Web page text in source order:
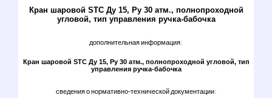
Кран шаровой STC Ду 15, Ру 30 атм., полнопроходной
угловой, тип управления ручка-бабочка
дополнительная информация:
Кран шаровой STC Ду 15, Ру 30 атм., полнопроходной угловой, тип
управления ручка-бабочка
сведения о нормативно-технической документации: